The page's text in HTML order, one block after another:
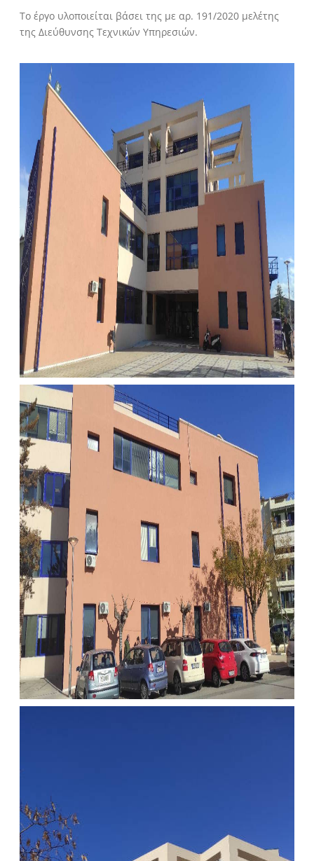
Το έργο υλοποιείται βάσει της με αρ. 191/2020 μελέτης
της Διεύθυνσης Τεχνικών Υπηρεσιών.